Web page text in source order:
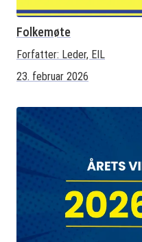
Folkemøte
Forfatter: Leder, EIL
23. februar 2026